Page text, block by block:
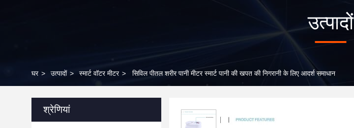
उत्पादों
घर > उत्पादों > स्मार्ट वॉटर मीटर > सिविल पीतल शरीर पानी मीटर स्मार्ट पानी की खपत की निगरानी के लिए आदर्श समाधान
श्रेणियां